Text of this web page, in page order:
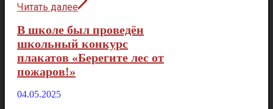
Читать далее
В школе был проведён
школьный конкурс
плакатов «Берегите лес от
пожаров!»
04.05.2025